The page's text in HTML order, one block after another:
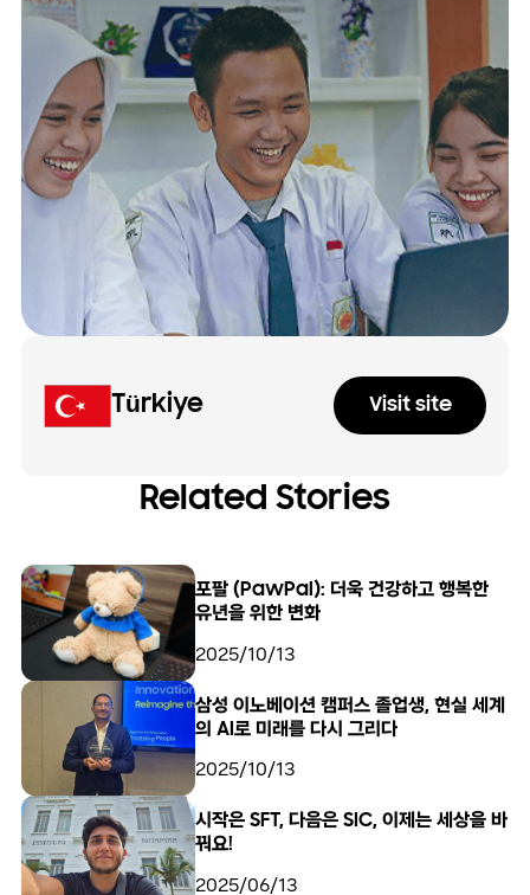
Türkiye Visit site
Related Stories
포팔 (PawPal): 더욱 건강하고 행복한
유년을 위한 변화
2025/10/13
삼성 이노베이션 캠퍼스 졸업생, 현실 세계
의 AI로 미래를 다시 그리다
2025/10/13
시작은 SFT, 다음은 SIC, 이제는 세상을 바
꿔요!
2025/06/13